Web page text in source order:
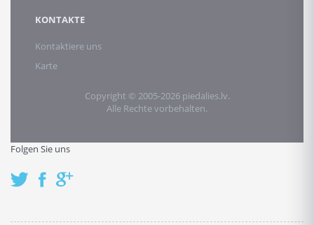
KONTAKTE
Kontaktiere uns
Karte
Copyright © 2005-2026 piedalies.lv.
Alle Rechte vorbehalten.
Folgen Sie uns